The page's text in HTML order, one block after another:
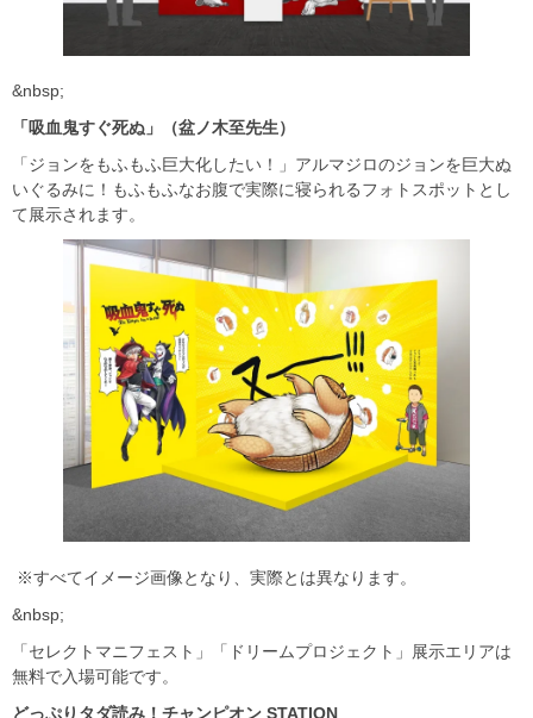
&nbsp;
「吸血鬼すぐ死ぬ」（盆ノ木至先生）
「ジョンをもふもふ巨大化したい！」アルマジロのジョンを巨大ぬ
いぐるみに！もふもふなお腹で実際に寝られるフォトスポットとし
て展示されます。
※すべてイメージ画像となり、実際とは異なります。
&nbsp;
「セレクトマニフェスト」「ドリームプロジェクト」展示エリアは
無料で入場可能です。
どっぷりタダ読み！チャンピオン STATION